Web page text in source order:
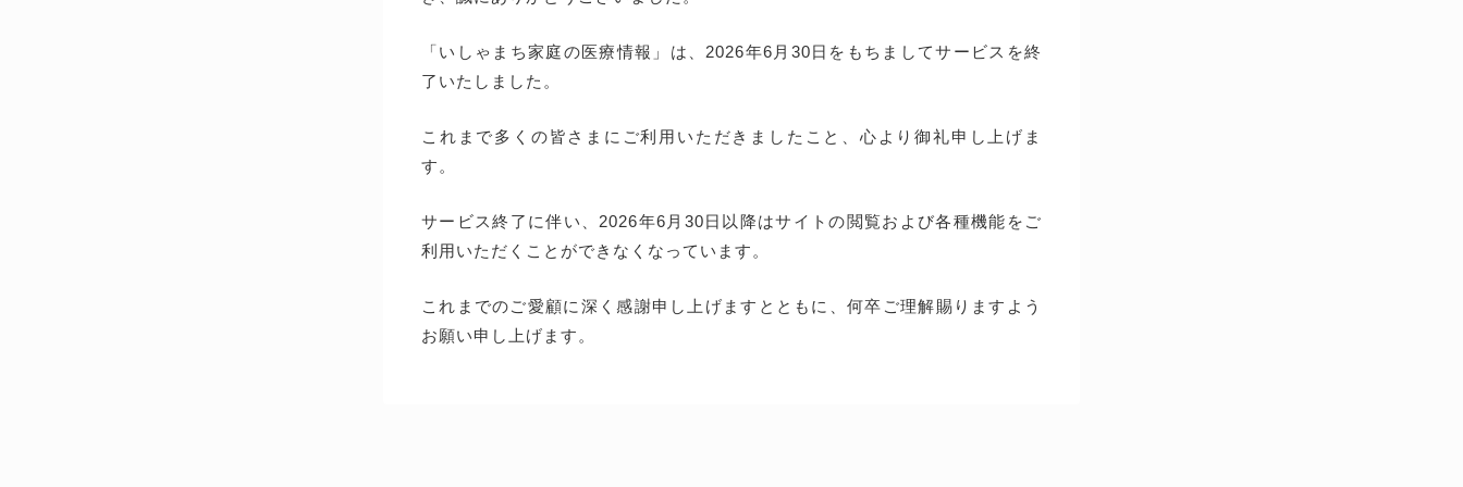
「いしゃまち家庭の医療情報」は、2026年6月30日をもちましてサービスを終
了いたしました。
これまで多くの皆さまにご利用いただきましたこと、心より御礼申し上げま
す。
サービス終了に伴い、2026年6月30日以降はサイトの閲覧および各種機能をご
利用いただくことができなくなっています。
これまでのご愛顧に深く感謝申し上げますとともに、何卒ご理解賜りますよう
お願い申し上げます。